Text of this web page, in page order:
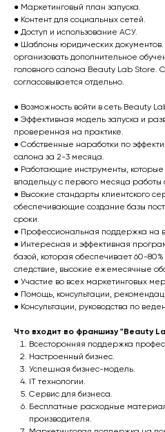
● Маркетинговый план запуска.
● Контент для социальных сетей.
● Доступ и использование АСУ.
● Шаблоны юридических
организовать дополнительное
головного салона Beauty Lab Store.
согласовывается отдельно.
● Возможность войти в сеть Beauty
● Эффективная модель запуска и
проверенная на практике.
● Собственные наработки по
салона за 2-3 месяца.
● Работающие инструменты, которые
владельцу с первого месяца работы
● Высокие стандарты клиентского
обеспечивающие создание базы
сроки.
● Профессиональная поддержка на
● Интересная и эффективная
базой, которая обеспечивает 60-
следствие, высокие ежемесячные
● Участие во всех маркетинговых
● Помощь, консультации,
● Консультации, руководства по
Что входит во франшизу "Beauty
Всесторонняя поддержка
Настроенный бизнес.
Успешная бизнес-модель.
IT технологии.
Сервис для бизнеса.
Бесплатные расходные
производителя.